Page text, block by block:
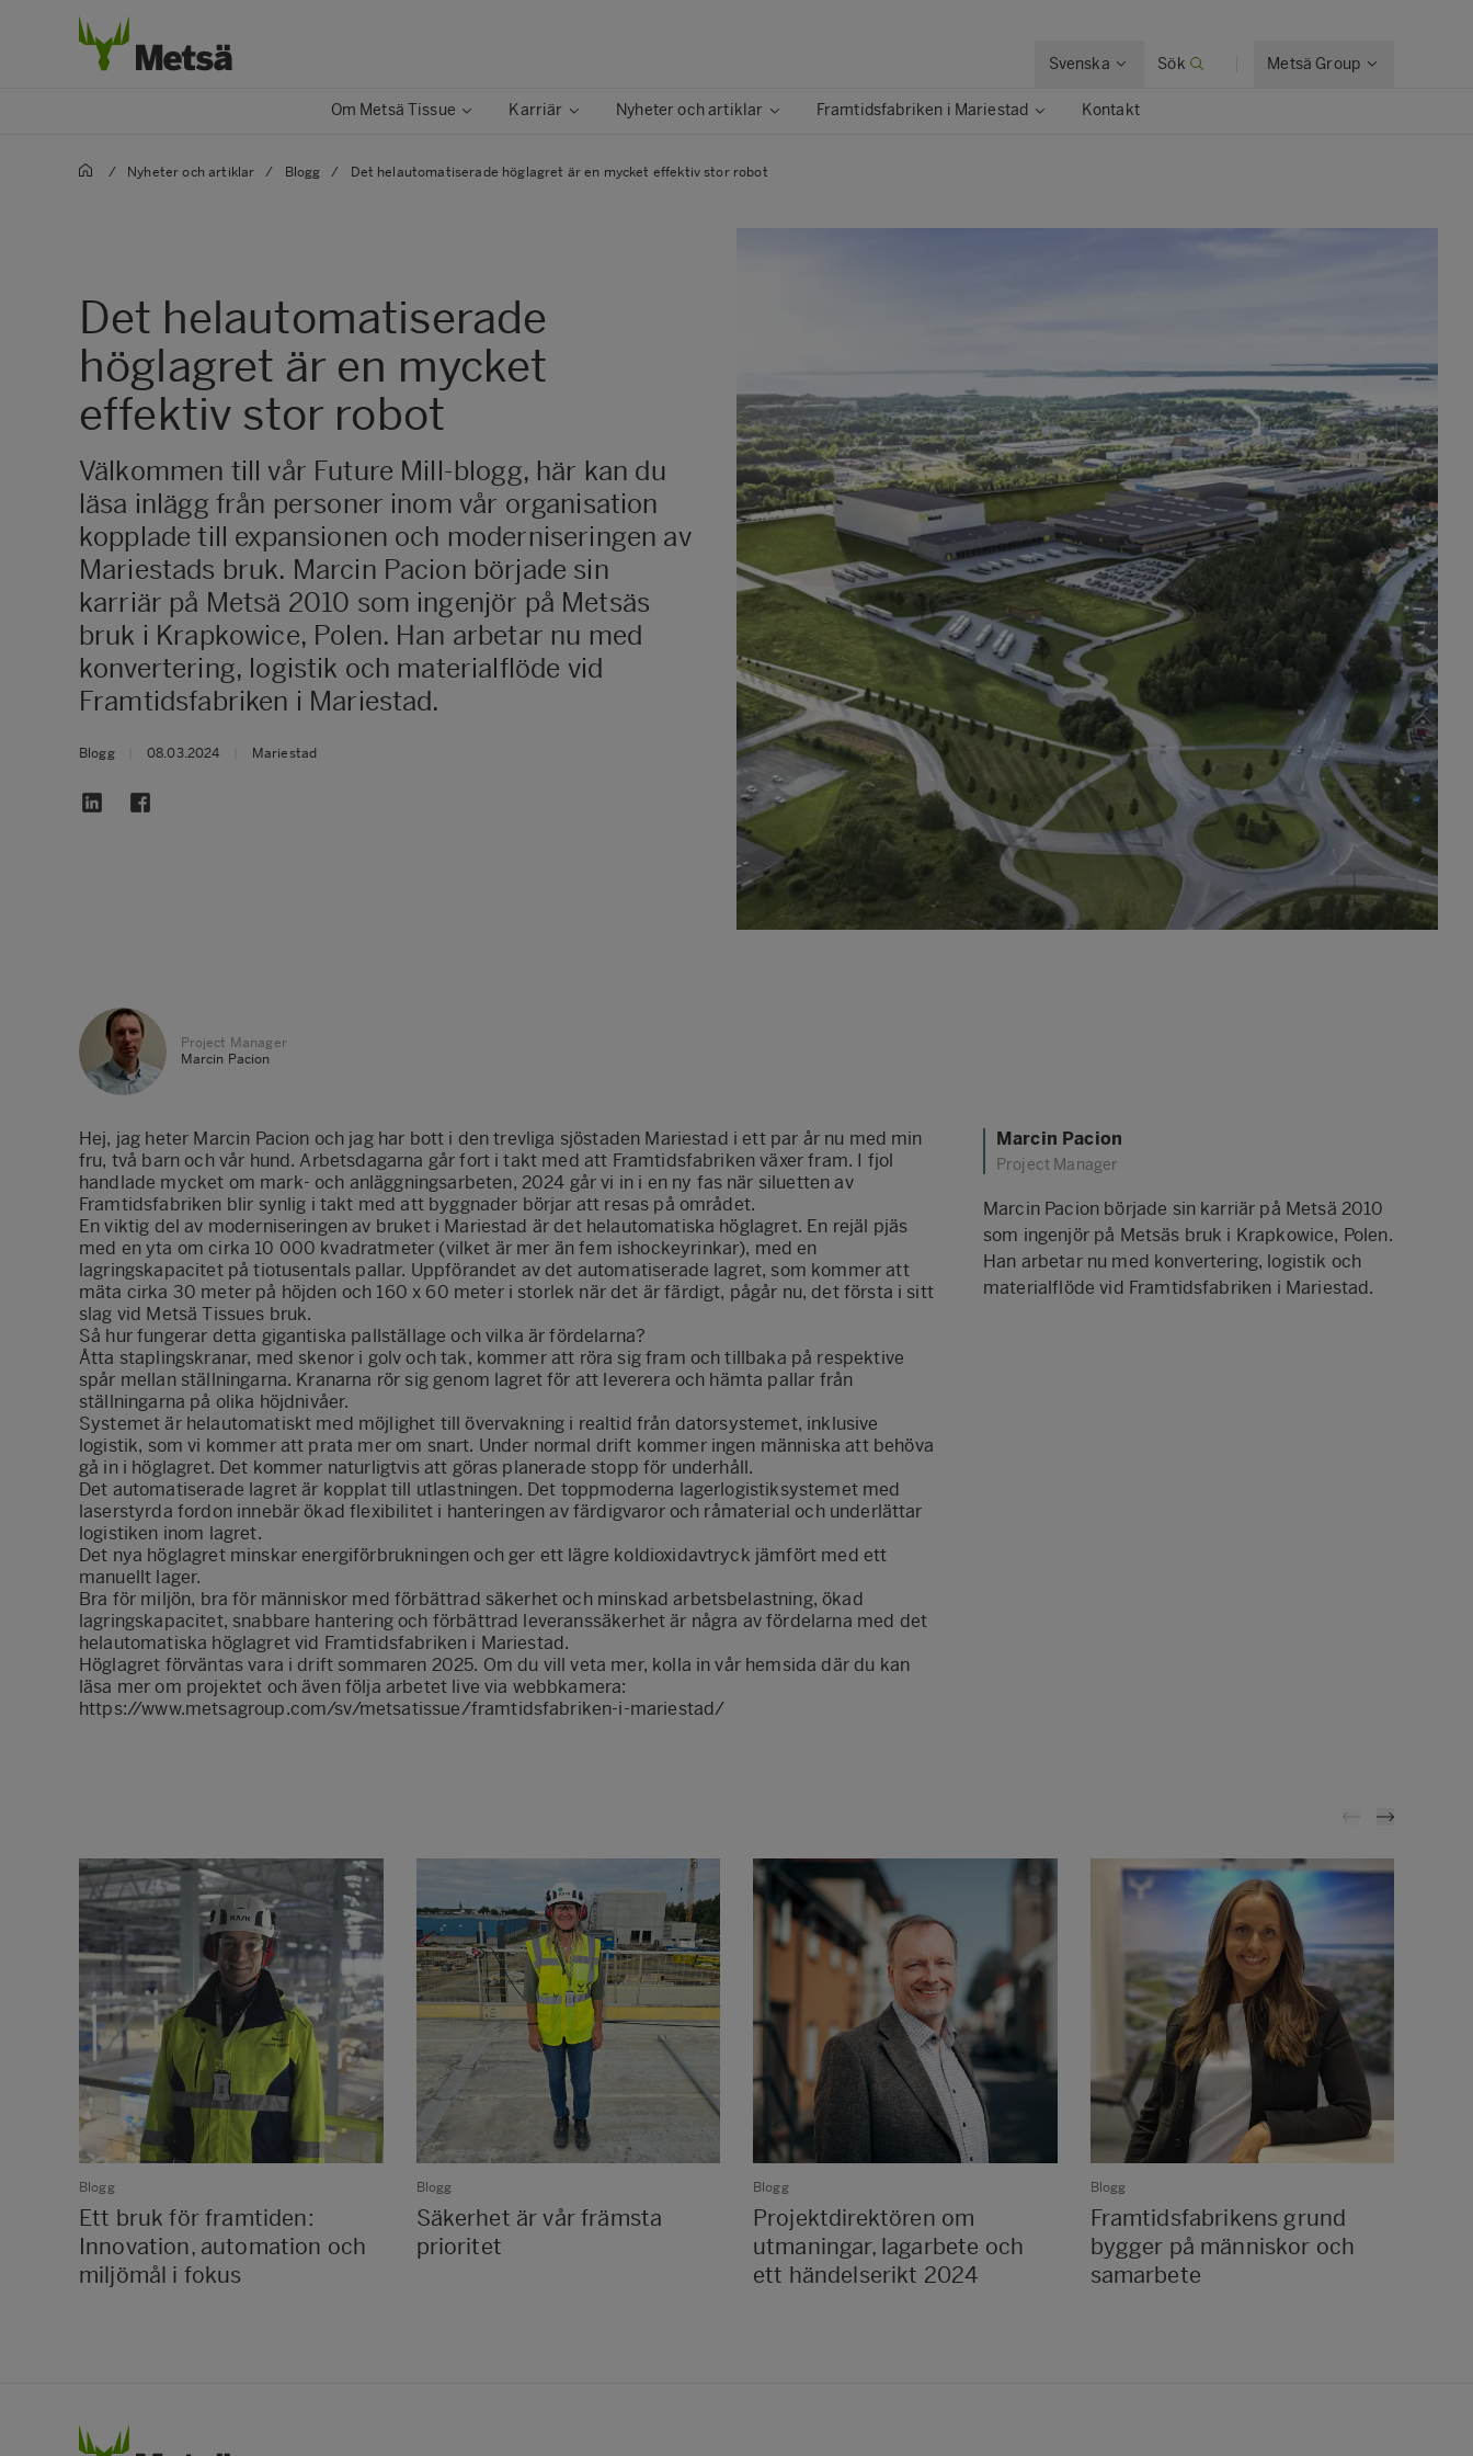
Svenska Sök Metsä Group
Om Metsä Tissue Karriär Nyheter och artiklar Framtidsfabriken i Mariestad Kontakt
/ Nyheter och artiklar / Blogg / Det helautomatiserade höglagret är en mycket effektiv stor robot
Det helautomatiserade
höglagret är en mycket
effektiv stor robot
Välkommen till vår Future Mill-blogg, här kan du
läsa inlägg från personer inom vår organisation
kopplade till expansionen och moderniseringen av
Mariestads bruk. Marcin Pacion började sin
karriär på Metsä 2010 som ingenjör på Metsäs
bruk i Krapkowice, Polen. Han arbetar nu med
konvertering, logistik och materialflöde vid
Framtidsfabriken i Mariestad.
Blogg 08.03.2024 Mariestad
Project Manager
Marcin Pacion
Hej, jag heter Marcin Pacion och jag har bott i den trevliga sjöstaden Mariestad i ett par år nu med min
fru, två barn och vår hund. Arbetsdagarna går fort i takt med att Framtidsfabriken växer fram. I fjol
handlade mycket om mark- och anläggningsarbeten, 2024 går vi in i en ny fas när siluetten av
Framtidsfabriken blir synlig i takt med att byggnader börjar att resas på området.
En viktig del av moderniseringen av bruket i Mariestad är det helautomatiska höglagret. En rejäl pjäs
med en yta om cirka 10 000 kvadratmeter (vilket är mer än fem ishockeyrinkar), med en
lagringskapacitet på tiotusentals pallar. Uppförandet av det automatiserade lagret, som kommer att
mäta cirka 30 meter på höjden och 160 x 60 meter i storlek när det är färdigt, pågår nu, det första i sitt
slag vid Metsä Tissues bruk.
Så hur fungerar detta gigantiska pallställage och vilka är fördelarna?
Åtta staplingskranar, med skenor i golv och tak, kommer att röra sig fram och tillbaka på respektive
spår mellan ställningarna. Kranarna rör sig genom lagret för att leverera och hämta pallar från
ställningarna på olika höjdnivåer.
Systemet är helautomatiskt med möjlighet till övervakning i realtid från datorsystemet, inklusive
logistik, som vi kommer att prata mer om snart. Under normal drift kommer ingen människa att behöva
gå in i höglagret. Det kommer naturligtvis att göras planerade stopp för underhåll.
Det automatiserade lagret är kopplat till utlastningen. Det toppmoderna lagerlogistiksystemet med
laserstyrda fordon innebär ökad flexibilitet i hanteringen av färdigvaror och råmaterial och underlättar
logistiken inom lagret.
Det nya höglagret minskar energiförbrukningen och ger ett lägre koldioxidavtryck jämfört med ett
manuellt lager.
Bra för miljön, bra för människor med förbättrad säkerhet och minskad arbetsbelastning, ökad
lagringskapacitet, snabbare hantering och förbättrad leveranssäkerhet är några av fördelarna med det
helautomatiska höglagret vid Framtidsfabriken i Mariestad.
Höglagret förväntas vara i drift sommaren 2025. Om du vill veta mer, kolla in vår hemsida där du kan
läsa mer om projektet och även följa arbetet live via webbkamera:
https://www.metsagroup.com/sv/metsatissue/framtidsfabriken-i-mariestad/
Marcin Pacion
Project Manager
Marcin Pacion började sin karriär på Metsä 2010
som ingenjör på Metsäs bruk i Krapkowice, Polen.
Han arbetar nu med konvertering, logistik och
materialflöde vid Framtidsfabriken i Mariestad.
Blogg
Ett bruk för framtiden:
Innovation, automation och
miljömål i fokus
Blogg
Säkerhet är vår främsta
prioritet
Blogg
Projektdirektören om
utmaningar, lagarbete och
ett händelserikt 2024
Blogg
Framtidsfabrikens grund
bygger på människor och
samarbete